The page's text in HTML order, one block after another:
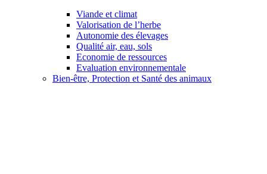
Viande et climat
Valorisation de l’herbe
Autonomie des élevages
Qualité air, eau, sols
Economie de ressources
Evaluation environnementale
Bien-être, Protection et Santé des animaux